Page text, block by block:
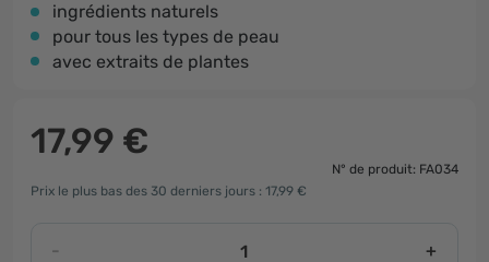
ingrédients naturels
pour tous les types de peau
avec extraits de plantes
17,99 €
N° de produit: FA034
Prix le plus bas des 30 derniers jours : 17,99 €
- +